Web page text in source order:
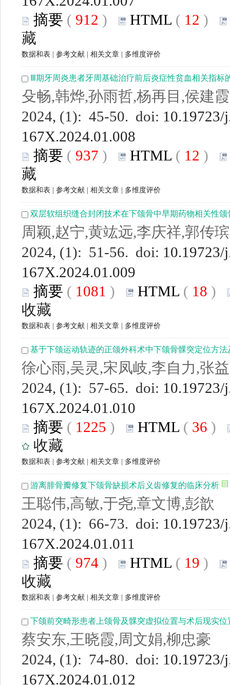
摘要 ( 912 ) HTML ( 12 )
藏
数据和表 参考文献 相关文章 多维度评价
Ⅲ期牙周炎患者牙周基础治疗前后炎症性贫血相关指标
殳畅,韩烨,孙雨哲,杨再目,侯建霞
2024, (1): 45-50. doi: 10.19723/
167X.2024.01.008
摘要 ( 937 ) HTML ( 12 )
藏
数据和表 参考文献 相关文章 多维度评价
双层软组织缝合封闭技术在下颌骨中早期药物相关性
周颖,赵宁,黄竑远,李庆祥,郭传
2024, (1): 51-56. doi: 10.19723/
167X.2024.01.009
摘要 ( 1081 ) HTML ( 18 )
收藏
数据和表 参考文献 相关文章 多维度评价
基于下颌运动轨迹的正颌外科术中下颌骨髁突定位方
徐心雨,吴灵,宋凤岐,李自力,张
2024, (1): 57-65. doi: 10.19723/
167X.2024.01.010
摘要 ( 1225 ) HTML ( 36 )
收藏
数据和表 参考文献 相关文章 多维度评价
游离腓骨瓣修复下颌骨缺损术后义齿修复的临床分析
王聪伟,高敏,于尧,章文博,彭歆
2024, (1): 66-73. doi: 10.19723/
167X.2024.01.011
摘要 ( 974 ) HTML ( 19 )
收藏
数据和表 参考文献 相关文章 多维度评价
下颌前突畸形患者上颌骨及髁突虚拟位置与术后现实位
蔡安东,王晓霞,周文娟,柳忠豪
2024, (1): 74-80. doi: 10.19723/
167X.2024.01.012